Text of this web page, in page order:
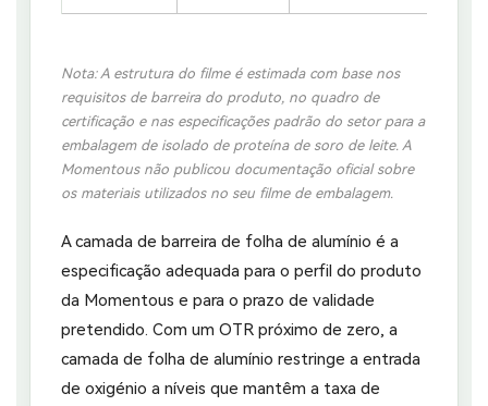
Nota: A estrutura do filme é estimada com base nos
requisitos de barreira do produto, no quadro de
certificação e nas especificações padrão do setor para a
embalagem de isolado de proteína de soro de leite. A
Momentous não publicou documentação oficial sobre
os materiais utilizados no seu filme de embalagem.
A camada de barreira de folha de alumínio é a
especificação adequada para o perfil do produto
da Momentous e para o prazo de validade
pretendido. Com um OTR próximo de zero, a
camada de folha de alumínio restringe a entrada
de oxigénio a níveis que mantêm a taxa de